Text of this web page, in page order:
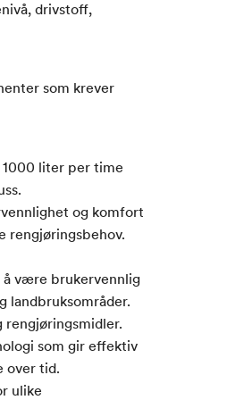
drivstoff,
som krever
liter per time
og komfort
rengjøringsbehov.
å være brukervennlig
landbruksområder.
rengjøringsmidler.
som gir effektiv
over tid.
ulike